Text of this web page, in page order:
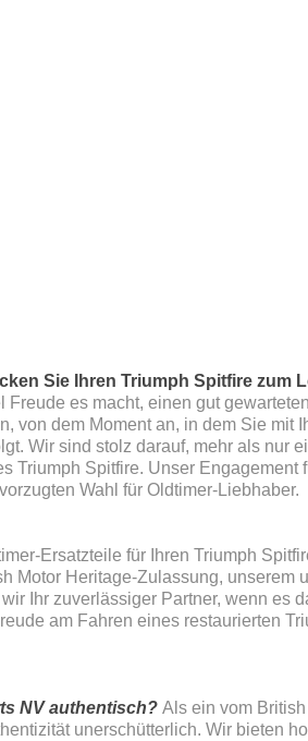
Sie Ihren Triumph Spitfire zum
es macht, einen gut
von dem Moment an, in dem Sie mit
Wir sind stolz darauf, mehr als nur
Triumph Spitfire. Unser Engagement
Wahl für Oldtimer-Liebhaber.
Ersatzteile für Ihren Triumph
Motor Heritage-Zulassung, unserem
Ihr zuverlässiger Partner, wenn es
am Fahren eines restaurierten
NV authentisch? Als ein vom
unerschütterlich. Wir bieten